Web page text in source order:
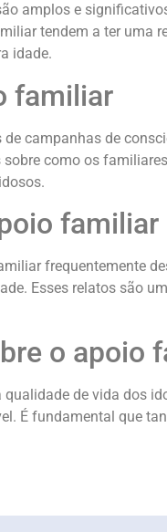
amplos e
tendem a ter
idade.
familiar
campanhas de
como os
familiar
frequentemente
Esses relatos são
o apoio
de vida dos
É fundamental que